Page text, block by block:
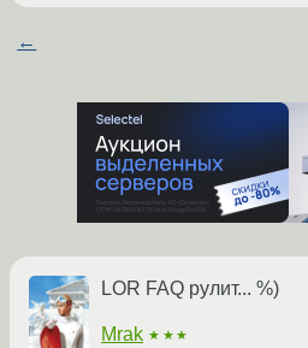
←
LOR FAQ рулит... %)
Mrak ★★★